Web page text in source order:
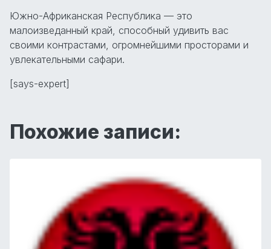
Южно-Африканская Республика — это
малоизведанный край, способный удивить вас
своими контрастами, огромнейшими просторами и
увлекательными сафари.
[says-expert]
Похожие записи: